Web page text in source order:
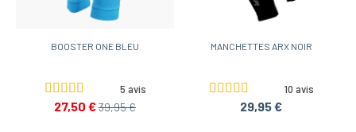
BOOSTER ONE BLEU
5 avis
27,50 €39,95 €
MANCHETTES ARX NOIR
10 avis
29,95 €